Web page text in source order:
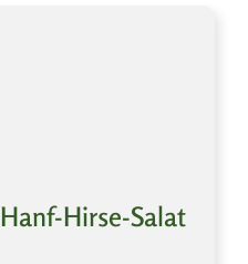
Hanf-Hirse-Salat